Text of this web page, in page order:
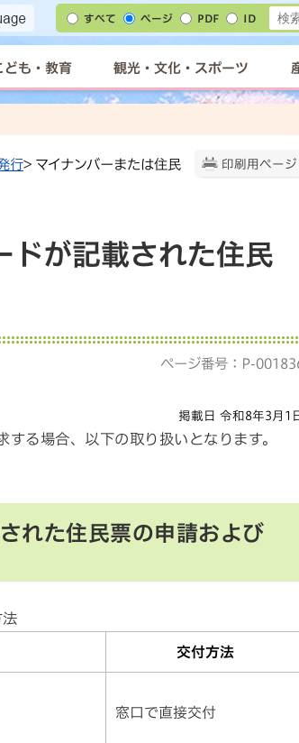
すべて ページ PDF ID
ども・教育 観光・文化・スポーツ
印刷用ページ
行> マイナンバーまたは住民
ドが記載された住民
ページ番号：P-
掲載日 令和8年3月1
する場合、以下の取り扱いとなります。
れた住民票の申請および
法
交付方法
窓口で直接交付